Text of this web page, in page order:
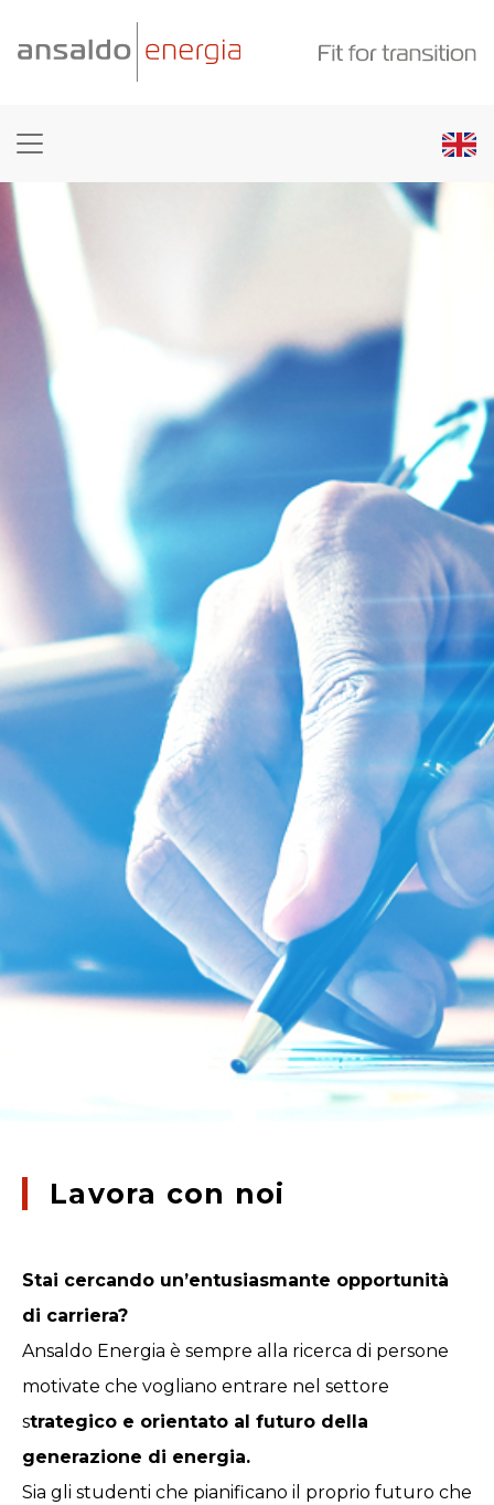
Lavora con noi
Stai cercando un’entusiasmante opportunità
di carriera?
Ansaldo Energia è sempre alla ricerca di persone
motivate che vogliano entrare nel settore
strategico e orientato al futuro della
generazione di energia.
Sia gli studenti che pianificano il proprio futuro che